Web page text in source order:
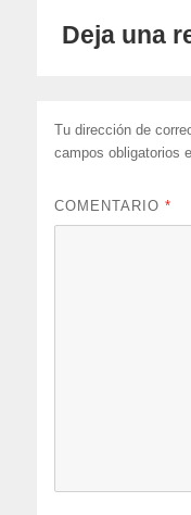
Deja una
Tu dirección de
campos obligatorios
COMENTARIO*